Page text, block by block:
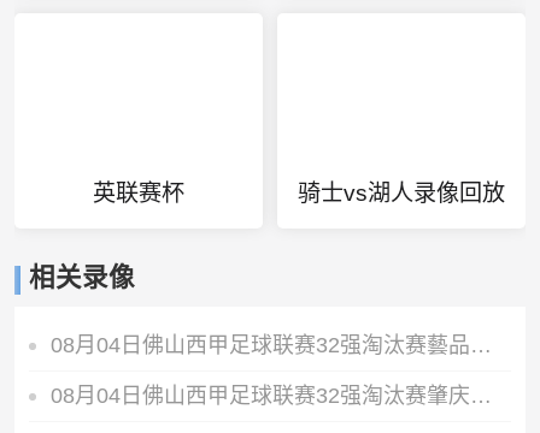
英联赛杯 骑士vs湖人录像回放
相关录像
08月04日佛山西甲足球联赛32强淘汰赛藝品高國際VS湛江狂狼·粵辉能源全场录像
08月04日佛山西甲足球联赛32强淘汰赛肇庆恒骏成VS三七互娱全场录像